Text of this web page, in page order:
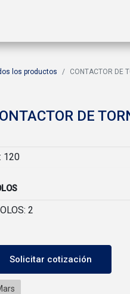
los productos CONTACTOR DE
DE
Solicitar cotización